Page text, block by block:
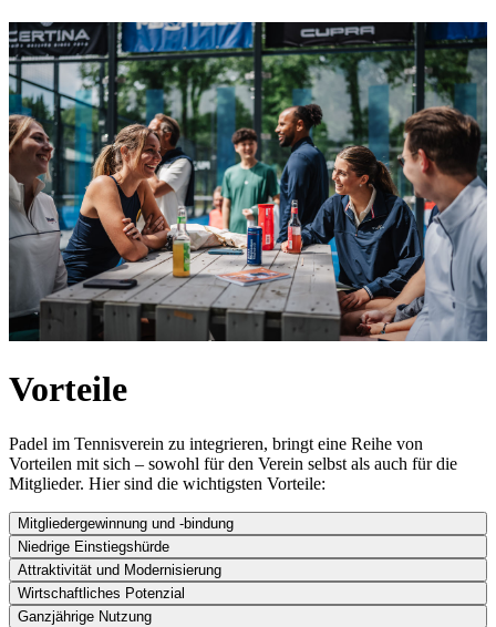
Vorteile
Padel im Tennisverein zu integrieren, bringt eine Reihe von
Vorteilen mit sich – sowohl für den Verein selbst als auch für die
Mitglieder. Hier sind die wichtigsten Vorteile:
Mitgliedergewinnung und -bindung
Niedrige Einstiegshürde
Attraktivität und Modernisierung
Wirtschaftliches Potenzial
Ganzjährige Nutzung